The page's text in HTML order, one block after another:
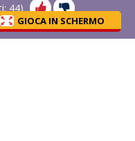
44)
GIOCA IN SCHERMO